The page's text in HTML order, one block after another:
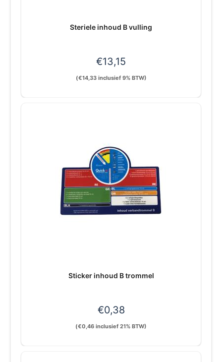
Steriele inhoud B vulling
€13,15
(€14,33inclusief 9% BTW)
Sticker inhoud B trommel
€0,38
(€0,46 inclusief 21% BTW)